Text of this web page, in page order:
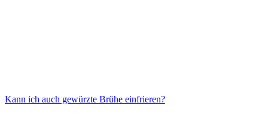
Kann ich auch gewürzte Brühe einfrieren?